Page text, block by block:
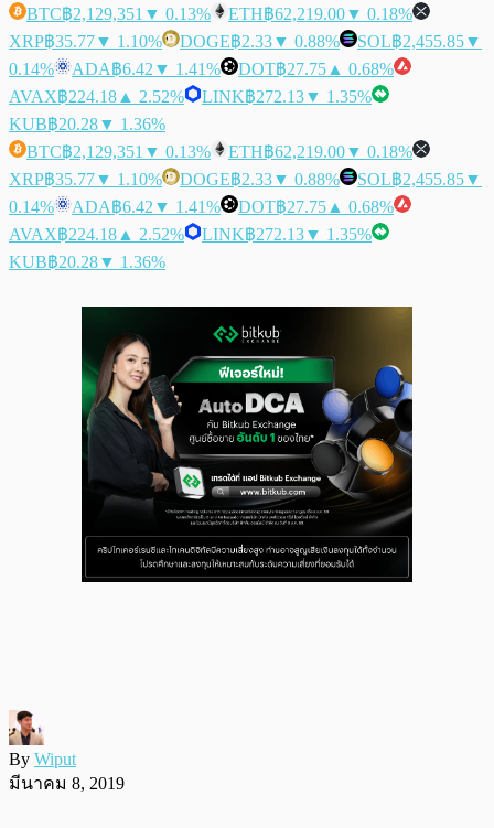
BTC฿2,129,351 ▼ 0.13% ETH฿62,219.00▼ 0.18%
XRP฿35.77▼ 1.10% DOGE฿2.33▼ 0.88% SOL฿2,455.85▼
0.14%
ADA฿6.42 ▼ 1.41% DOT฿27.75 ▲ 0.68%
AVAX฿224.18 ▲ 2.52% LINK฿272.13▼ 1.35%
KUB฿20.28▼ 1.36%
BTC฿2,129,351 ▼ 0.13% ETH฿62,219.00▼ 0.18%
XRP฿35.77▼ 1.10% DOGE฿2.33▼ 0.88% SOL฿2,455.85▼
0.14%
ADA฿6.42 ▼ 1.41% DOT฿27.75 ▲ 0.68%
AVAX฿224.18 ▲ 2.52% LINK฿272.13▼ 1.35%
KUB฿20.28▼ 1.36%
By Wiput
มีนาคม 8, 2019